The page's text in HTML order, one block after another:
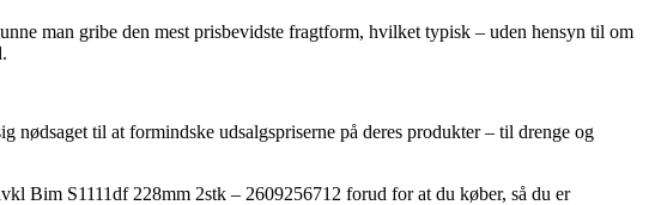
man gribe den mest prisbevidste fragtform, hvilket typisk – uden hensyn til om
til at formindske udsalgspriserne på deres produkter – til drenge og
Bim S1111df 228mm 2stk – 2609256712 forud for at du køber, så du er